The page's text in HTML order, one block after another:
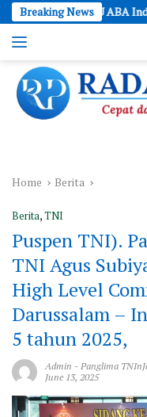
Skip
to
content
Breaking News
ABA Indonesia dan
dan
Akurat
Hadirkan
Fakta
Home Berita
Berita,TNI
Puspen TNI).
TNI Agus
High Level
Darussalam –
5 tahun 2025,
Admin - Panglima
June 13, 2025